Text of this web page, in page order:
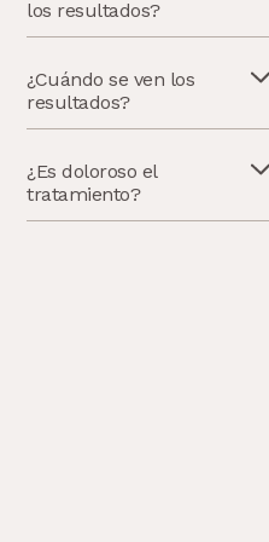
los resultados?
¿Cuándo se ven los
resultados?
¿Es doloroso el
tratamiento?